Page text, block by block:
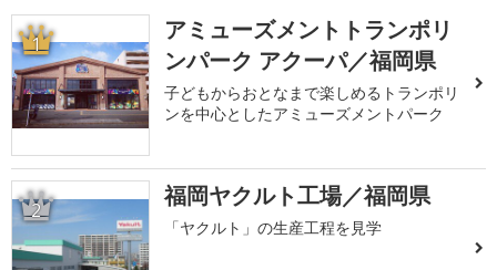
1
アミューズメントトランポリ
ンパーク アクーパ／福岡県
子どもからおとなまで楽しめるトランポリ
ンを中心としたアミューズメントパーク
2 福岡ヤクルト工場／福岡県
「ヤクルト」の生産工程を見学